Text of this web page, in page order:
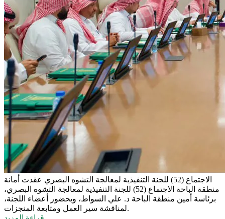
الاجتماع (52) للجنة التنفيذية لمعالجة التشوه البصري
عقدت أمانة
منطقة الباحة الاجتماع (52) للجنة التنفيذية لمعالجة التشوه البصري،
برئاسة أمين منطقة الباحة د. علي السواط، وبحضور أعضاء اللجنة،
لمناقشة سير العمل ومتابعة المنجزات.